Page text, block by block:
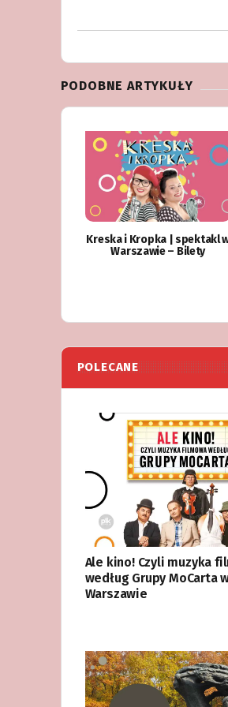
PODOBNE ARTYKUŁY
Kreska i Kropka | spektakl
Warszawie – Bilety
POLECANE
Ale kino! Czyli muzyka
według Grupy MoCarta
Warszawie